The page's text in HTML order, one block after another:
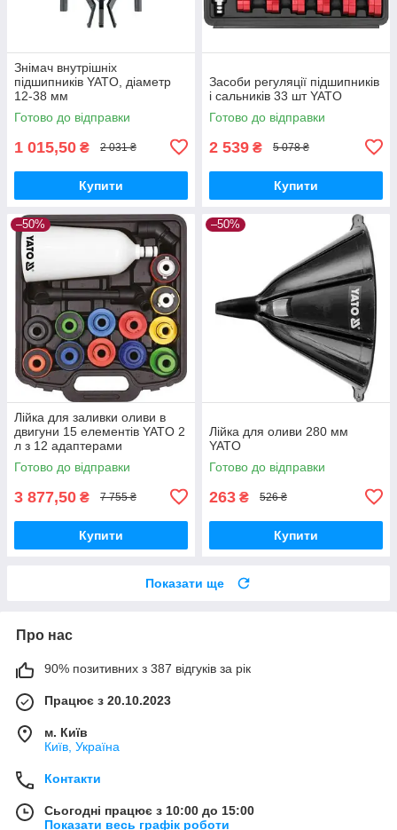
Знімач внутрішніх
підшипників YATO, діаметр
12-38 мм
Готово до відправки
1 015,50 ₴ 2 031 ₴
Купити
Засоби регуляції підшипників
і сальників 33 шт YATO
Готово до відправки
2 539 ₴ 5 078 ₴
Купити
–50%
Лійка для заливки оливи в
двигуни 15 елементів YATO 2
л з 12 адаптерами
Готово до відправки
3 877,50 ₴ 7 755 ₴
Купити
–50%
Лійка для оливи 280 мм
YATO
Готово до відправки
263 ₴ 526 ₴
Купити
Показати ще
Про нас
90% позитивних з 387 відгуків за рік
Працює з 20.10.2023
м. Київ
Київ, Україна
Контакти
Сьогодні працює з 10:00 до 15:00
Показати весь графік роботи